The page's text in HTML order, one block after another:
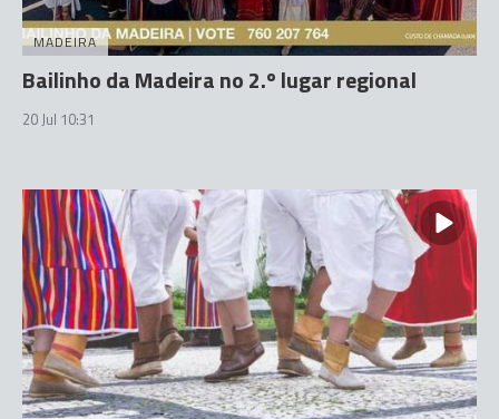
MADEIRA
Bailinho da Madeira no 2.º lugar regional
20 Jul 10:31